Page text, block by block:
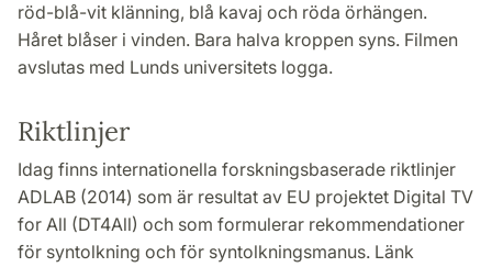
röd-blå-vit klänning, blå kavaj och röda örhängen.
Håret blåser i vinden. Bara halva kroppen syns. Filmen
avslutas med Lunds universitets logga.
Riktlinjer
Idag finns internationella forskningsbaserade riktlinjer
ADLAB (2014) som är resultat av EU projektet Digital TV
for All (DT4All) och som formulerar rekommendationer
för syntolkning och för syntolkningsmanus. Länk